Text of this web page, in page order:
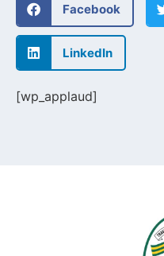
Facebook
LinkedIn
[wp_applaud]